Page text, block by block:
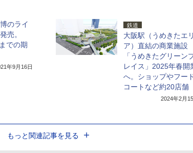
のライ
売。
での期
年9月16日
鉄道
大阪駅（うめきたエリ
ア）直結の商業施設
「うめきたグリーン
レイス」2025年春開
へ。ショップやフー
コートなど約20店舗
2024年2月
もっと関連記事を見る